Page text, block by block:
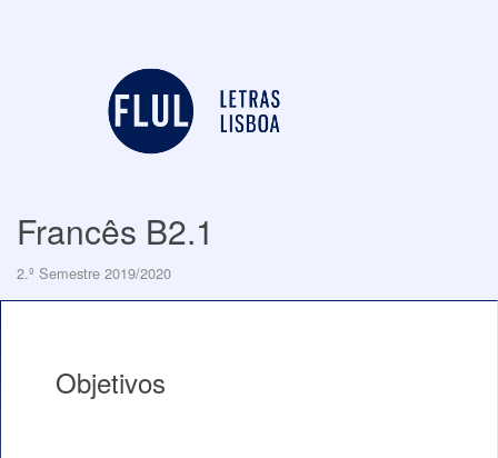
Francês B2.1
2.º Semestre 2019/2020
Objetivos